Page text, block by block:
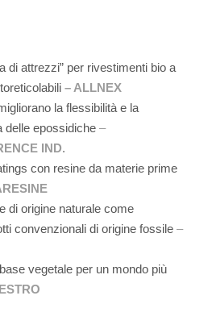
di attrezzi” per rivestimenti bio a
– ALLNEX
la flessibilità e la
delle epossidiche –
IND.
con resine da materie prime
di origine naturale come
convenzionali di origine fossile –
vegetale per un mondo più